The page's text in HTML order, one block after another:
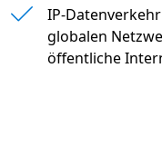
" "
IP-
globalen
öffentliche